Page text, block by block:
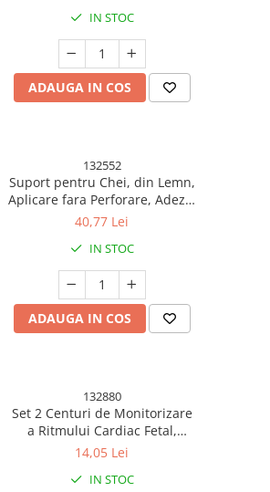
kg, 13.5 x 23 cm, Maro
IN STOC
ADAUGA IN COS
132552
Suport pentru Chei, din Lemn,
Aplicare fara Perforare, Adeziv
Inclus, 6 Carlige Albe, Model
kg, 14.5 x 2 x 22.5 cm, Maro
40,77 Lei
IN STOC
ADAUGA IN COS
132880
Set 2 Centuri de Monitorizare
a Ritmului Cardiac Fetal,
Material Moale si Elastic, 6 x
14,05 Lei
IN STOC